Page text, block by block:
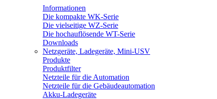
Informationen
Die kompakte WK-Serie
Die vielseitige WZ-Serie
Die hochauflösende WT-Serie
Downloads
Netzgeräte, Ladegeräte, Mini-USV
Produkte
Produktfilter
Netzteile für die Automation
Netzteile für die Gebäudeautomation
Akku-Ladegeräte